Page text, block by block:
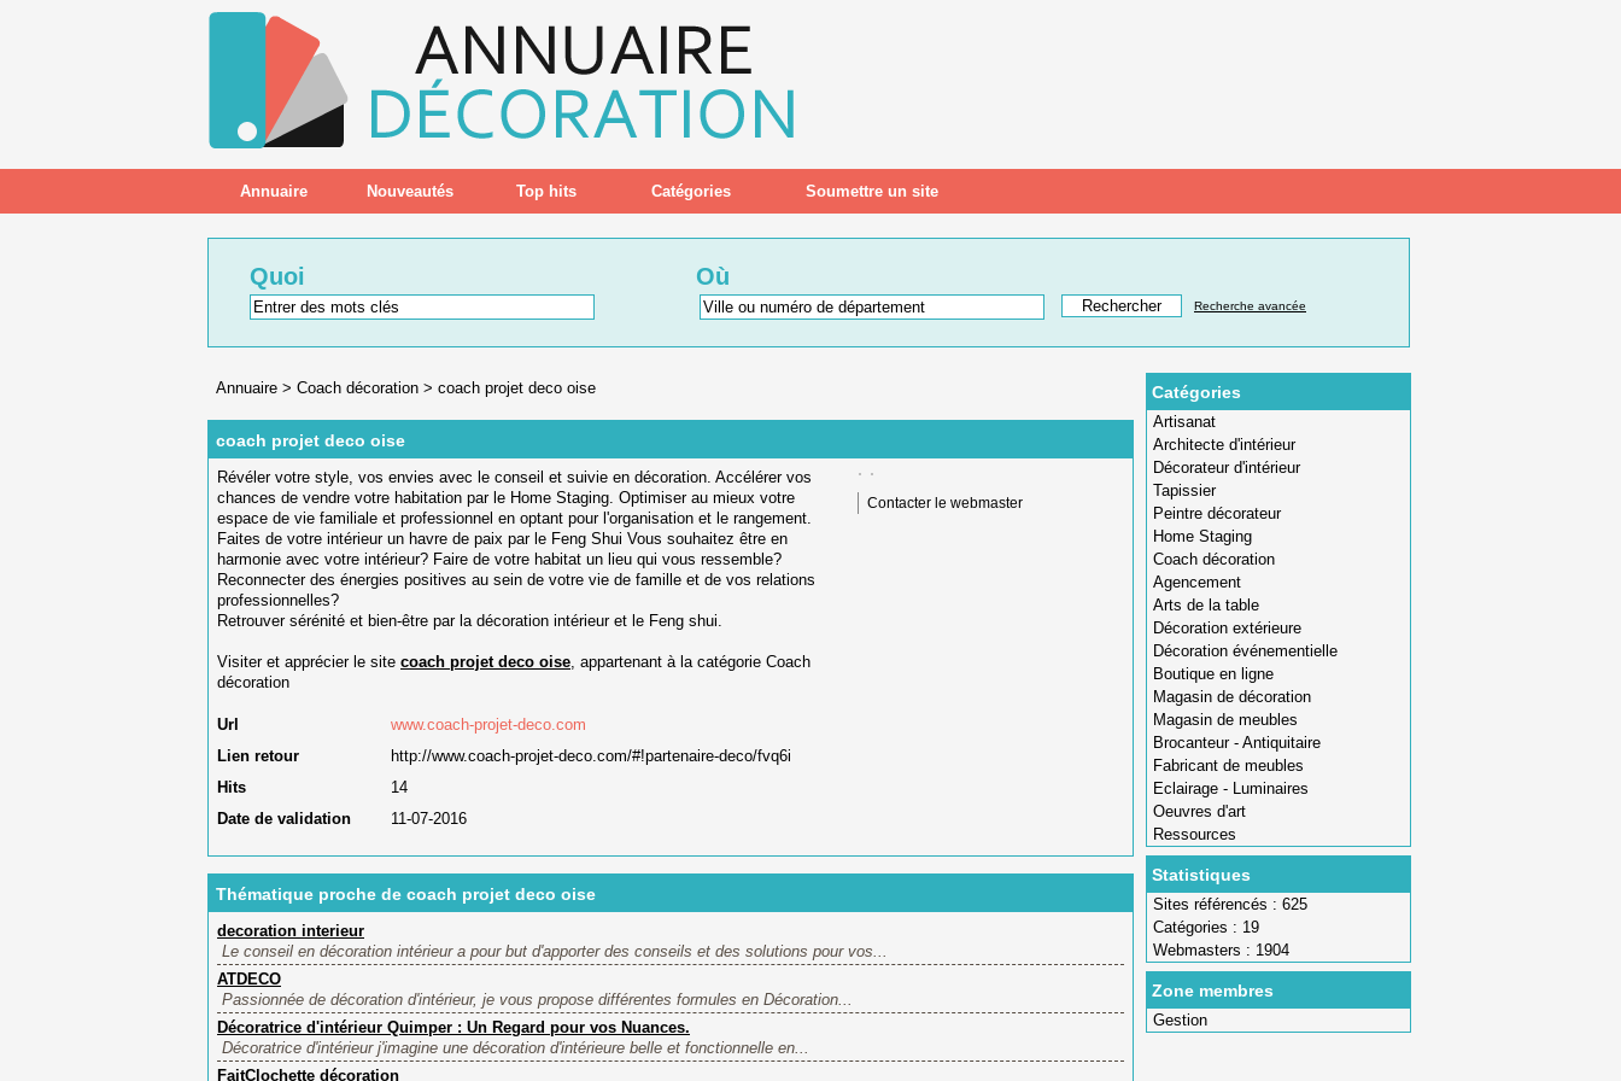
Annuaire Nouveautés Top hits Catégories Soumettre un site
Quoi Où
Recherche avancée
Catégories
Artisanat
Architecte d'intérieur
Décorateur d'intérieur
Tapissier
Peintre décorateur
Home Staging
Coach décoration
Agencement
Arts de la table
Décoration extérieure
Décoration événementielle
Boutique en ligne
Magasin de décoration
Magasin de meubles
Brocanteur - Antiquitaire
Fabricant de meubles
Eclairage - Luminaires
Oeuvres d'art
Ressources
Statistiques
Sites référencés : 625
Catégories : 19
Webmasters : 1904
Zone membres
Gestion
Annuaire > Coach décoration > coach projet deco oise
coach projet deco oise
Révéler votre style, vos envies avec le conseil et suivie en décoration. Accélérer vos
chances de vendre votre habitation par le Home Staging. Optimiser au mieux votre
espace de vie familiale et professionnel en optant pour l'organisation et le rangement.
Faites de votre intérieur un havre de paix par le Feng Shui Vous souhaitez être en
harmonie avec votre intérieur? Faire de votre habitat un lieu qui vous ressemble?
Reconnecter des énergies positives au sein de votre vie de famille et de vos relations
professionnelles?
Retrouver sérénité et bien-être par la décoration intérieur et le Feng shui.
Visiter et apprécier le site coach projet deco oise, appartenant à la catégorie Coach
décoration
Url
www.coach-projet-deco.com
Lien retour
http://www.coach-projet-deco.com/#!partenaire-deco/fvq6i
Hits
14
Date de validation
11-07-2016
Contacter le webmaster
Thématique proche de coach projet deco oise
decoration interieur
Le conseil en décoration intérieur a pour but d'apporter des conseils et des solutions pour vos...
ATDECO
Passionnée de décoration d'intérieur, je vous propose différentes formules en Décoration...
Décoratrice d'intérieur Quimper : Un Regard pour vos Nuances.
Décoratrice d'intérieur j'imagine une décoration d'intérieure belle et fonctionnelle en...
FaitClochette décoration